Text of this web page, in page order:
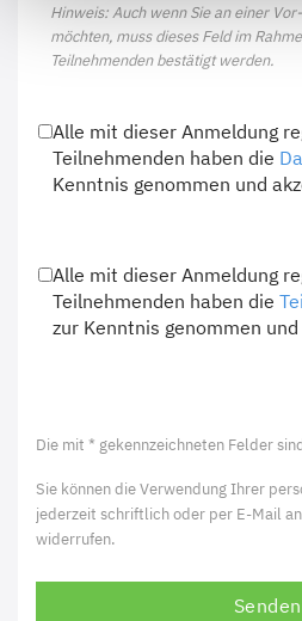
Hinweis: Auch wenn Sie an einer
möchten, muss dieses Feld im
Teilnehmenden bestätigt werden.
Alle mit dieser Anmeldung
Teilnehmenden haben die
Kenntnis genommen und
Alle mit dieser Anmeldung
Teilnehmenden haben die
zur Kenntnis genommen
Die mit * gekennzeichneten Felder
Sie können die Verwendung Ihrer
jederzeit schriftlich oder per E-Mail an
widerrufen.
Senden